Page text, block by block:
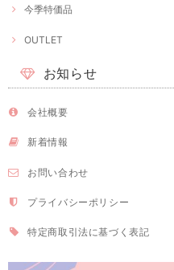
今季特価品
OUTLET
お知らせ
会社概要
新着情報
お問い合わせ
プライバシーポリシー
特定商取引法に基づく表記